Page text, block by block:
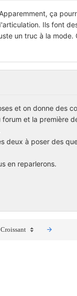
ça
Ils font
un truc à la mode.
et on donne des
et la première
deux à poser des
en reparlerons.
Croissant